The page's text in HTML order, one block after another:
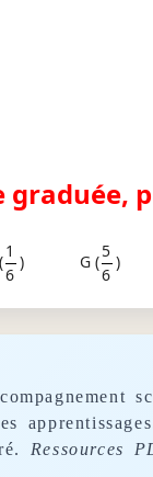
graduée,
1
6
) G (
5
6
)
Ressources